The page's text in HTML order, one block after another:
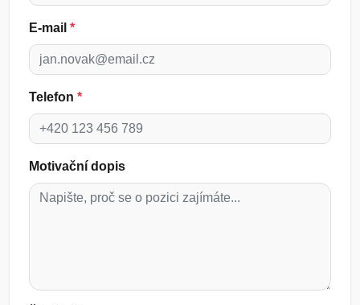
E-mail *
Telefon *
Motivační dopis